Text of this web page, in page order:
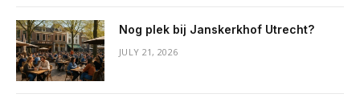
Nog plek bij Janskerkhof Utrecht?
JULY 21, 2026